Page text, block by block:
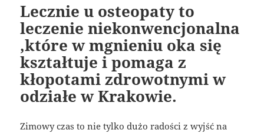
Lecznie u osteopaty to
leczenie niekonwencjonalna
,które w mgnieniu oka się
kształtuje i pomaga z
kłopotami zdrowotnymi w
odziałe w Krakowie.
Zimowy czas to nie tylko dużo radości z wyjść na